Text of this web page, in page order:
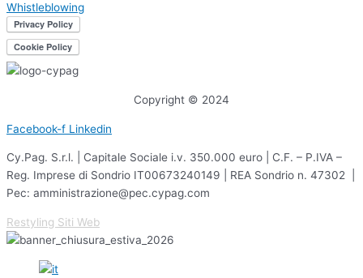
Whistleblowing
Copyright © 2024
Facebook-f Linkedin
Cy.Pag. S.r.l. | Capitale Sociale i.v. 350.000 euro | C.F. – P.IVA –
Reg. Imprese di Sondrio IT00673240149 | REA Sondrio n. 47302 |
Pec: amministrazione@pec.cypag.com
Restyling Siti Web